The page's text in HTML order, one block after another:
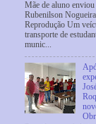
Mãe de aluno
Rubenilson
Reprodução Um
transporte de
munic...